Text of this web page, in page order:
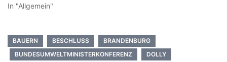
In "Allgemein"
BAUERN BESCHLUSS
BRANDENBURG
BUNDESUMWELTMINISTERKONFERENZ
DOLLY